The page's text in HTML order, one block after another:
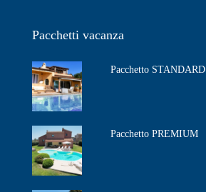
Pacchetti vacanza
Pacchetto STANDARD
Pacchetto PREMIUM